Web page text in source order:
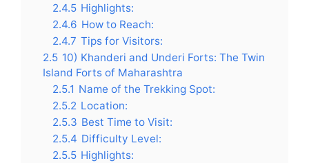
2.4.5 Highlights:
2.4.6 How to Reach:
2.4.7 Tips for Visitors:
2.5 10) Khanderi and Underi Forts: The Twin
Island Forts of Maharashtra
2.5.1 Name of the Trekking Spot:
2.5.2 Location:
2.5.3 Best Time to Visit:
2.5.4 Difficulty Level:
2.5.5 Highlights: